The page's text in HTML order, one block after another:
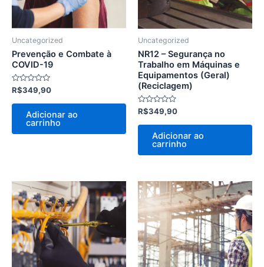
Uncategorized
Prevenção e Combate à
COVID-19
Avaliação
0
de
R$349,90
Adicionar ao
carrinho
Uncategorized
NR12 – Segurança no
Trabalho em Máquinas e
Equipamentos (Geral)
(Reciclagem)
Avaliação
0
de
R$349,90
Adicionar ao
carrinho